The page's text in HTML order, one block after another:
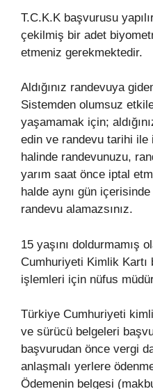
T.C.K.K başvurusu
çekilmiş bir adet
etmeniz gerekmektedir.
Aldığınız randevuya
Sistemden olumsuz
yaşamamak için;
edin ve randevu tarihi ile
halinde randevunuzu,
yarım saat önce iptal
halde aynı gün
randevu alamazsınız.
15 yaşını doldurmamış
Cumhuriyeti Kimlik
işlemleri için nüfus
Türkiye Cumhuriyeti
ve sürücü belgeleri
başvurudan önce vergi
anlaşmalı yerlere
Ödemenin belgesi